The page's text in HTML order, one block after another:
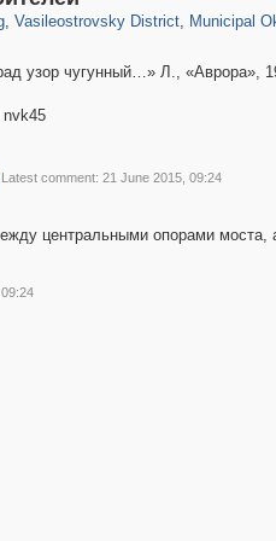
, Vasileostrovsky District, Municipal
узор чугунный…» Л., «Аврора»,
nvk45
Latest comment: 21 June 2015, 09:24
центральными опорами моста,